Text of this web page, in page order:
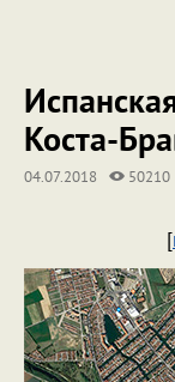
Коста-
04.07.2018 50210
[